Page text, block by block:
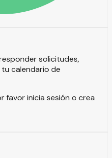
solicitudes,
calendario de
favor inicia sesión o crea